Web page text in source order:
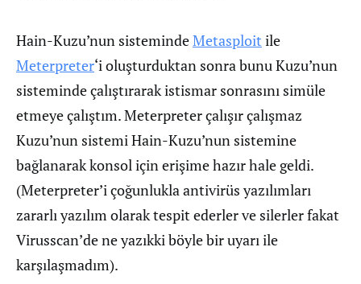
Hain-Kuzu’nun sistemindeMetasploit ile
Meterpreter‘i oluşturduktan sonra bunu Kuzu’nun
sisteminde çalıştırarak istismar sonrasını simüle
etmeye çalıştım. Meterpreter çalışır çalışmaz
Kuzu’nun sistemi Hain-Kuzu’nun sistemine
bağlanarak konsol için erişime hazır hale geldi.
(Meterpreter’i çoğunlukla antivirüs yazılımları
zararlı yazılım olarak tespit ederler ve silerler fakat
Virusscan’de ne yazıkki böyle bir uyarı ile
karşılaşmadım).